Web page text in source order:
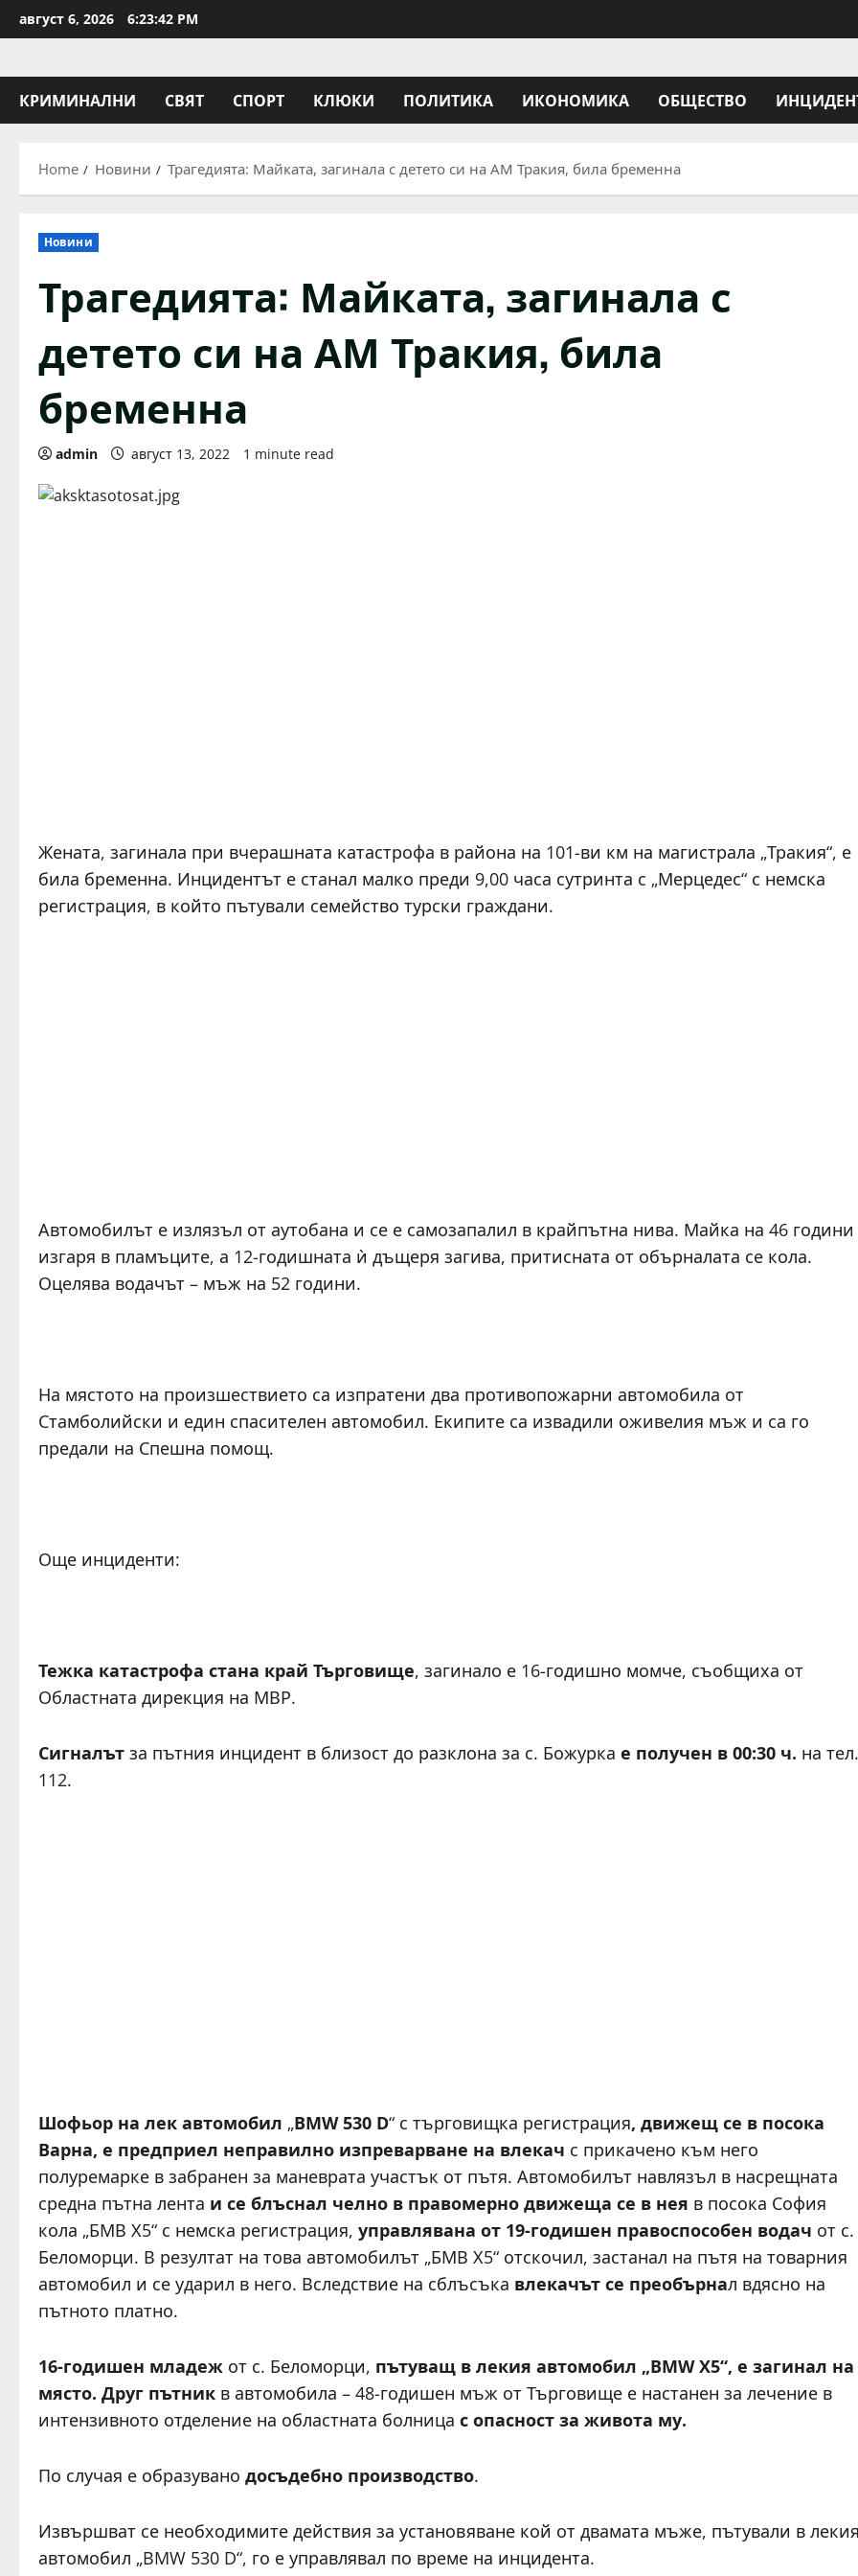
to
август 6, 2026 6:23:43 PM
КРИМИНАЛНИ СВЯТ СПОРТ КЛЮКИ ПОЛИТИКА ИКОНОМИКА ОБЩЕСТВО
Home Новини Трагедията: Майката, загинала с детето си на АМ Тракия, била бременна
Новини
Трагедията: Майката, загинала с
детето си на АМ Тракия, била
бременна
admin август 13, 2022 1 minute read
Жената, загинала при вчерашната катастрофа в района на 101-ви км на магистрала „Тракия“, е
била бременна. Инцидентът е станал малко преди 9,00 часа сутринта с „Мерцедес“ с немска
регистрация, в който пътували семейство турски граждани.
Автомобилът е излязъл от аутобана и се е самозапалил в крайпътна нива. Майка на 46 години
изгаря в пламъците, а 12-годишната ѝ дъщеря загива, притисната от обърналата се кола.
Оцелява водачът – мъж на 52 години.
На мястото на произшествието са изпратени два противопожарни автомобила от
Стамболийски и един спасителен автомобил. Екипите са извадили оживелия мъж и са го
предали на Спешна помощ.
Още инциденти:
Тежка катастрофа стана край Търговище, загинало е 16-годишно момче, съобщиха от
Областната дирекция на МВР.
Сигналът за пътния инцидент в близост до разклона за с. Божурка е получен в 00:30 ч. на тел.
112.
Шофьор на лек автомобил „BMW 530 D“ с търговищка регистрация, движещ се в посока
Варна, е предприел неправилно изпреварване на влекач с прикачено към него
полуремарке в забранен за маневрата участък от пътя. Автомобилът навлязъл в насрещната
средна пътна лента и се блъснал челно в правомерно движеща се в нея в посока София
кола „БМВ Х5“ с немска регистрация, управлявана от 19-годишен правоспособен водач от с.
Беломорци. В резултат на това автомобилът „БМВ Х5“ отскочил, застанал на пътя на товарния
автомобил и се ударил в него. Вследствие на сблъсъка влекачът се преобърнал вдясно на
пътното платно.
16-годишен младеж от с. Беломорци, пътуващ в лекия автомобил „BMWХ5“, е загинал на
място. Друг пътник в автомобила – 48-годишен мъж от Търговище е настанен за лечение в
интензивното отделение на областната болница с опасност за живота му.
По случая е образувано досъдебно производство.
Извършват се необходимите действия за установяване кой от двамата мъже, пътували в
автомобил „BMW 530 D“, го е управлявал по време на инцидента.